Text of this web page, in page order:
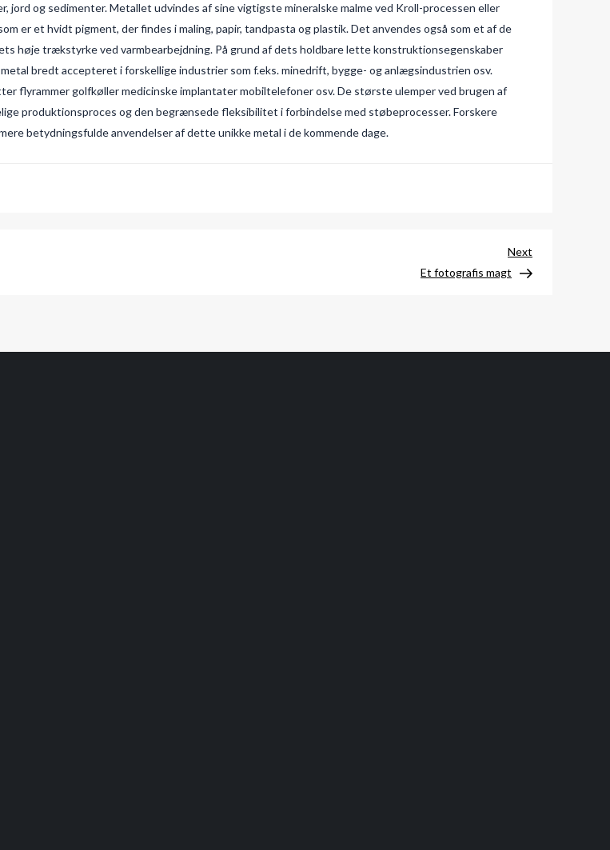
og sedimenter. Metallet udvindes af sine vigtigste mineralske malme ved Kroll-processen eller
er et hvidt pigment, der findes i maling, papir, tandpasta og plastik. Det anvendes også som et af de
høje trækstyrke ved varmbearbejdning. På grund af dets holdbare lette konstruktionsegenskaber
bredt accepteret i forskellige industrier som f.eks. minedrift, bygge- og anlægsindustrien osv.
flyrammer golfkøller medicinske implantater mobiltelefoner osv. De største ulemper ved brugen af
produktionsproces og den begrænsede fleksibilitet i forbindelse med støbeprocesser. Forskere
betydningsfulde anvendelser af dette unikke metal i de kommende dage.
Post
Next
Et fotografis magt